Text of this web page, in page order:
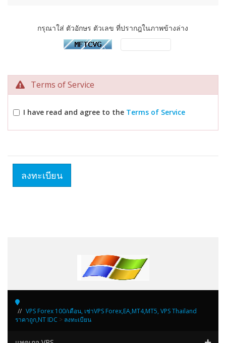
กรุณาใส่ ตัวอักษร ตัวเลข ที่ปรากฎในภาพข้างล่าง
Terms of Service
I have read and agree to the Terms of Service
VPS Forex 100/เดือน, เช่าVPS Forex,EA,MT4,MT5, VPS Thailand
ราคาถูก,NT IDC > ลงทะเบียน